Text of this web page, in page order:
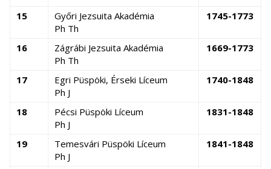
15
Győri Jezsuita Akadémia
Ph Th
1745-1773
16
Zágrábi Jezsuita Akadémia
Ph Th
1669-1773
17
Egri Püspöki, Érseki Líceum
Ph J
1740-1848
18
Pécsi Püspöki Líceum
Ph J
1831-1848
19
Temesvári Püspöki Líceum
Ph J
1841-1848